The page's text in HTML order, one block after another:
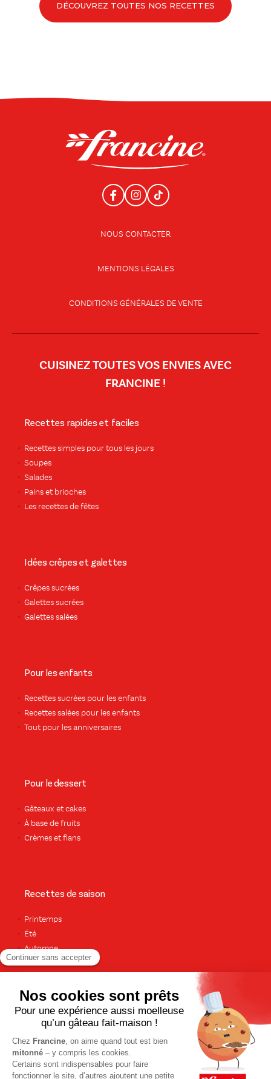
DÉCOUVREZ TOUTES NOS RECETTES
NOUS CONTACTER
MENTIONS LÉGALES
CONDITIONS GÉNÉRALES DE VENTE
CUISINEZ TOUTES VOS ENVIES AVEC
FRANCINE !
Recettes rapides et faciles
Recettes simples pour tous les jours
Soupes
Salades
Pains et brioches
Les recettes de fêtes
Idées crêpes et galettes
Crêpes sucrées
Galettes sucrées
Galettes salées
Pour les enfants
Recettes sucrées pour les enfants
Recettes salées pour les enfants
Tout pour les anniversaires
Pour le dessert
Gâteaux et cakes
À base de fruits
Crèmes et flans
Recettes de saison
Printemps
Été
Automne
TOUTES LES RECETTES